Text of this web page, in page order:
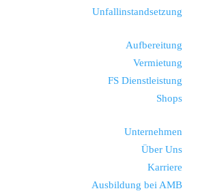
Unfallinstandsetzung
Aufbereitung
Vermietung
FS Dienstleistung
Shops
Unternehmen
Über Uns
Karriere
Ausbildung bei AMB